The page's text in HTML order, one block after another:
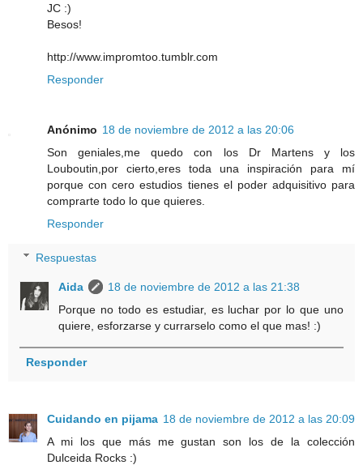
JC :)
Besos!
http://www.impromtoo.tumblr.com
Responder
Anónimo 18 de noviembre de 2012 a las 20:06
Son geniales,me quedo con los Dr Martens y los
Louboutin,por cierto,eres toda una inspiración para mí
porque con cero estudios tienes el poder adquisitivo para
comprarte todo lo que quieres.
Responder
Respuestas
Aida
18 de noviembre de 2012 a las 21:38
Porque no todo es estudiar, es luchar por lo que uno
quiere, esforzarse y currarselo como el que mas! :)
Responder
Cuidando en pijama 18 de noviembre de 2012 a las 20:09
A mi los que más me gustan son los de la colección
Dulceida Rocks :)